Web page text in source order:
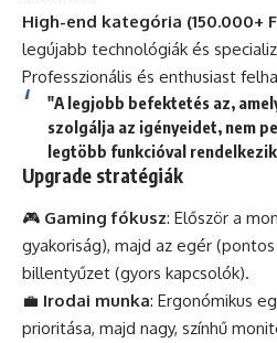
High-end kategória (150.000+
legújabb technológiák és
Professzionális és enthusiast
"A legjobb befektetés az,
szolgálja az igényeidet, nem
legtöbb funkcióval
Upgrade stratégiák
🎮 Gaming fókusz: Először a
gyakoriság), majd az egér
billentyűzet (gyors kapcsolók).
💼 Irodai munka: Ergonómikus
prioritása, majd nagy, színhű